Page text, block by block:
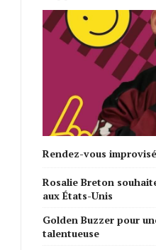
Rendez-vous
Rosalie Breton
aux États-Unis
Golden Buzzer pour
talentueuse